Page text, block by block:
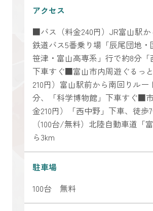
アクセス
■バス（料金240円）JR富山駅
鉄道バス5番乗り場「辰尾団地・
笹津・富山高専系」行で約8分「
下車すぐ■富山市内周遊ぐるっ
210円）富山駅前から南回りルー
分、「科学博物館」下車すぐ■
金210円）「西中野」下車、徒
（100台/無料）北陸自動車道「
ら3km
駐車場
100台 無料